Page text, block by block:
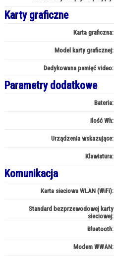
Karty graficzne
Karta graficzna:
Model karty graficznej:
Dedykowana pamięć video:
Parametry dodatkowe
Bateria:
Ilość Wh:
Urządzenia wskazujące:
Klawiatura:
Komunikacja
Karta sieciowa WLAN (WiFi):
Standard bezprzewodowej karty
sieciowej:
Bluetooth:
Modem WWAN: